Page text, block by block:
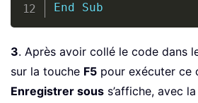
End
Sub
3. Après avoir collé le code dans
sur la touche F5 pour exécuter ce
Enregistrer sous s’affiche, avec